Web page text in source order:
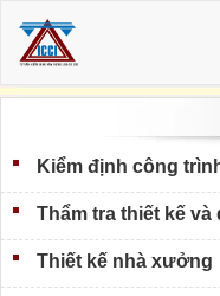
Kiểm định công
Thẩm tra thiết kế
Thiết kế nhà xưởng